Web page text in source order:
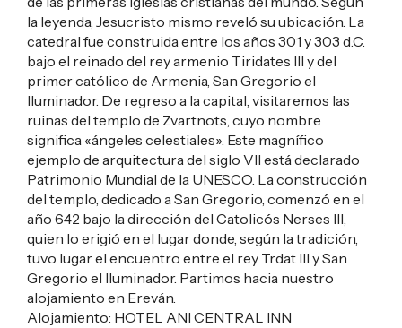
la leyenda, Jesucristo mismo reveló su ubicación. La
catedral fue construida entre los años 301 y 303 d.C.
bajo el reinado del rey armenio Tiridates III y del
primer católico de Armenia, San Gregorio el
Iluminador. De regreso a la capital, visitaremos las
ruinas del templo de Zvartnots, cuyo nombre
significa «ángeles celestiales». Este magnífico
ejemplo de arquitectura del siglo VII está declarado
Patrimonio Mundial de la UNESCO. La construcción
del templo, dedicado a San Gregorio, comenzó en el
año 642 bajo la dirección del Catolicós Nerses III,
quien lo erigió en el lugar donde, según la tradición,
tuvo lugar el encuentro entre el rey Trdat III y San
Gregorio el Iluminador. Partimos hacia nuestro
alojamiento en Ereván.
Alojamiento: HOTEL ANI CENTRAL INN